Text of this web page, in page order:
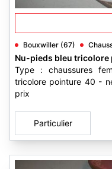
Bouxwiller (67)
Nu-pieds bleu
Type : chaussures
tricolore pointure 40 -
prix
Particulier